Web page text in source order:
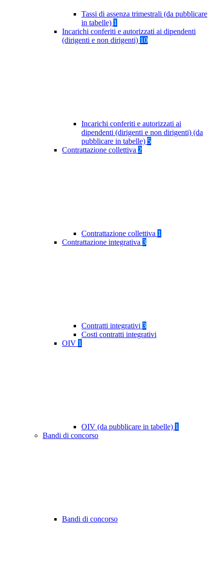
Tassi di assenza trimestrali (da pubblicare
in tabelle) 1
Incarichi conferiti e autorizzati ai dipendenti
(dirigenti e non dirigenti) 10
Incarichi conferiti e autorizzati ai
dipendenti (dirigenti e non dirigenti) (da
pubblicare in tabelle) 5
Contrattazione collettiva 2
Contrattazione collettiva 1
Contrattazione integrativa 3
Contratti integrativi 3
Costi contratti integrativi
OIV 1
OIV (da pubblicare in tabelle) 1
Bandi di concorso
Bandi di concorso